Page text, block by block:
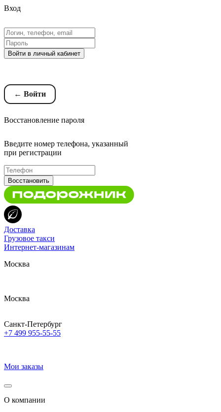
Вход
Войти в личный кабинет
← Войти
Восстановление пароля
Введите номер телефона, указанный
при регистрации
Восстановить
Доставка
Грузовое такси
Интернет-магазинам
Москва
Москва
Санкт-Петербург
+7 499 955-55-55
Мои заказы
О компании